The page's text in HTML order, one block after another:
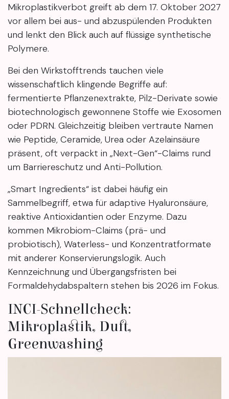
Mikroplastikverbot greift ab dem 17. Oktober 2027
vor allem bei aus- und abzuspülenden Produkten
und lenkt den Blick auch auf flüssige synthetische
Polymere.
Bei den Wirkstofftrends tauchen viele
wissenschaftlich klingende Begriffe auf:
fermentierte Pflanzenextrakte, Pilz-Derivate sowie
biotechnologisch gewonnene Stoffe wie Exosomen
oder PDRN. Gleichzeitig bleiben vertraute Namen
wie Peptide, Ceramide, Urea oder Azelainsäure
präsent, oft verpackt in „Next-Gen“-Claims rund
um Barriereschutz und Anti-Pollution.
„Smart Ingredients“ ist dabei häufig ein
Sammelbegriff, etwa für adaptive Hyaluronsäure,
reaktive Antioxidantien oder Enzyme. Dazu
kommen Mikrobiom-Claims (prä- und
probiotisch), Waterless- und Konzentratformate
mit anderer Konservierungslogik. Auch
Kennzeichnung und Übergangsfristen bei
Formaldehydabspaltern stehen bis 2026 im Fokus.
INCI-Schnellcheck:
Mikroplastik, Duft,
Greenwashing